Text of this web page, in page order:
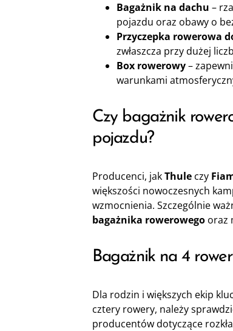
Bagażnik na dachu –
pojazdu oraz obawy o
Przyczepka rowerowa
zwłaszcza przy dużej
Box rowerowy–
warunkami
Czy bagażnik
pojazdu?
Producenci, jakThule czy
większości nowoczesnych
wzmocnienia. Szczególnie
bagażnika rowerowego oraz
Bagażnik na 4
Dla rodzin i większych ekip
cztery rowery, należy
producentów dotyczące